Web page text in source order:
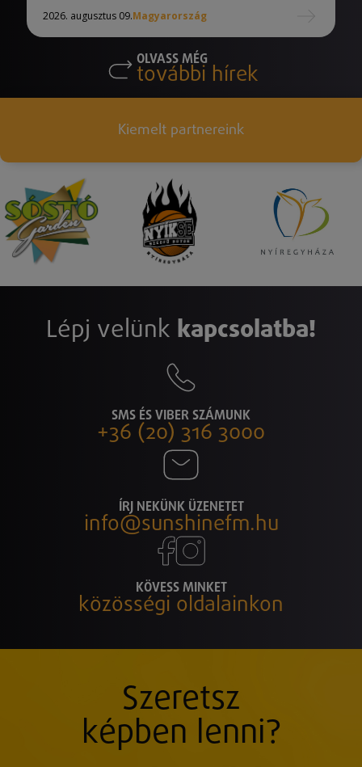
2026. augusztus 09.Magyarország
OLVASS MÉG
további hírek
Kiemelt partnereink
Lépj velünk kapcsolatba!
SMS ÉS VIBER SZÁMUNK
+36 (20) 316 3000
ÍRJ NEKÜNK ÜZENETET
info@sunshinefm.hu
KÖVESS MINKET
közösségi oldalainkon
Szeretsz
képben lenni?